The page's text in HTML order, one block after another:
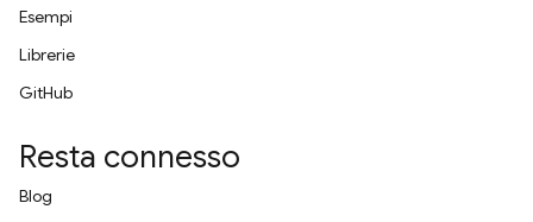
Esempi
Librerie
GitHub
Resta connesso
Blog